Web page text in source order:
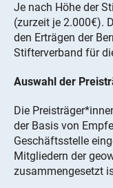
Je nach Höhe der
(zurzeit je 2.000€).
den Erträgen der
Stifterverband für
Auswahl der
Die
der Basis von
Geschäftsstelle
Mitgliedern der
zusammengesetzt